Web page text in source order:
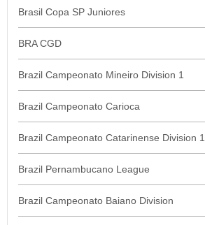
Brasil Copa SP Juniores
BRA CGD
Brazil Campeonato Mineiro Division 1
Brazil Campeonato Carioca
Brazil Campeonato Catarinense Division 1
Brazil Pernambucano League
Brazil Campeonato Baiano Division